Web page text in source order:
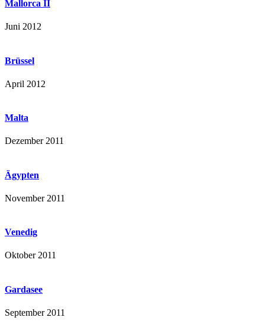
Mallorca II
Juni 2012
Brüssel
April 2012
Malta
Dezember 2011
Ägypten
November 2011
Venedig
Oktober 2011
Gardasee
September 2011